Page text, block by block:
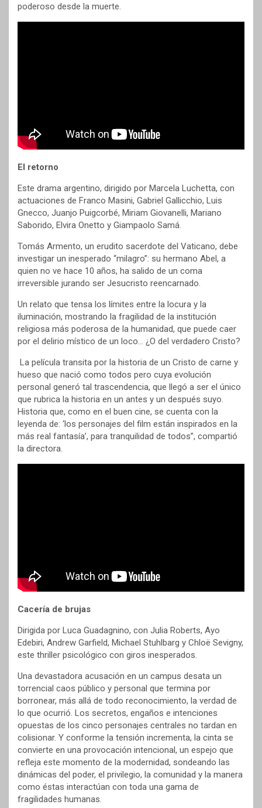
poderoso desde la muerte.
El retorno
Este drama argentino, dirigido por Marcela Luchetta, con
actuaciones de Franco Masini, Gabriel Gallicchio, Luis
Gnecco, Juanjo Puigcorbé, Miriam Giovanelli, Mariano
Saborido, Elvira Onetto y Giampaolo Samá.
Tomás Armento, un erudito sacerdote del Vaticano, debe
investigar un inesperado “milagro”: su hermano Abel, a
quien no ve hace 10 años, ha salido de un coma
irreversible jurando ser Jesucristo reencarnado.
Un relato que tensa los límites entre la locura y la
iluminación, mostrando la fragilidad de la institución
religiosa más poderosa de la humanidad, que puede caer
por el delirio místico de un loco… ¿O del verdadero Cristo?
La película transita por la historia de un Cristo de carne y
hueso que nació como todos pero cuya evolución
personal generó tal trascendencia, que llegó a ser el único
que rubrica la historia en un antes y un después suyo.
Historia que, como en el buen cine, se cuenta con la
leyenda de: ‘los personajes del film están inspirados en la
más real fantasía’, para tranquilidad de todos”, compartió
la directora.
Cacería de brujas
Dirigida por Luca Guadagnino, con Julia Roberts, Ayo
Edebiri, Andrew Garfield, Michael Stuhlbarg y Chloë Sevigny,
este thriller psicológico con giros inesperados.
Una devastadora acusación en un campus desata un
torrencial caos público y personal que termina por
borronear, más allá de todo reconocimiento, la verdad de
lo que ocurrió. Los secretos, engaños e intenciones
opuestas de los cinco personajes centrales no tardan en
colisionar. Y conforme la tensión incrementa, la cinta se
convierte en una provocación intencional, un espejo que
refleja este momento de la modernidad, sondeando las
dinámicas del poder, el privilegio, la comunidad y la manera
como éstas interactúan con toda una gama de
fragilidades humanas.